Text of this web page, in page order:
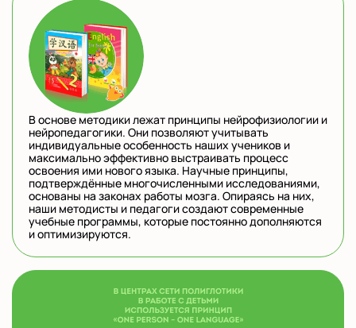
В основе методики лежат принципы нейрофизиологии и
нейропедагогики. Они позволяют учитывать
индивидуальные особенность наших учеников и
максимально эффективно выстраивать процесс
освоения ими нового языка. Научные принципы,
подтверждённые многочисленными исследованиями,
основаны на законах работы мозга. Опираясь на них,
наши методисты и педагоги создают современные
учебные программы, которые постоянно дополняются
и оптимизируются.